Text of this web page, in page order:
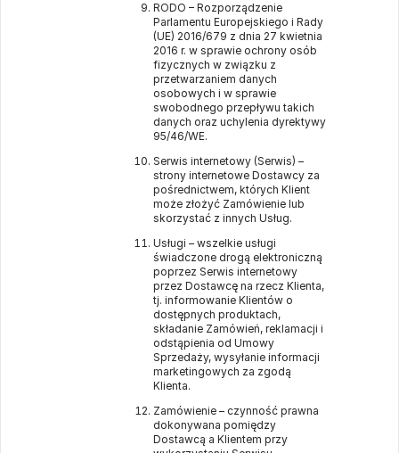
RODO – Rozporządzenie
Parlamentu Europejskiego i Rady
(UE) 2016/679 z dnia 27 kwietnia
2016 r. w sprawie ochrony osób
fizycznych w związku z
przetwarzaniem danych
osobowych i w sprawie
swobodnego przepływu takich
danych oraz uchylenia dyrektywy
95/46/WE.
Serwis internetowy (Serwis) –
strony internetowe Dostawcy za
pośrednictwem, których Klient
może złożyć Zamówienie lub
skorzystać z innych Usług.
Usługi – wszelkie usługi
świadczone drogą elektroniczną
poprzez Serwis internetowy
przez Dostawcę na rzecz Klienta,
tj. informowanie Klientów o
dostępnych produktach,
składanie Zamówień, reklamacji i
odstąpienia od Umowy
Sprzedaży, wysyłanie informacji
marketingowych za zgodą
Klienta.
Zamówienie – czynność prawna
dokonywana pomiędzy
Dostawcą a Klientem przy